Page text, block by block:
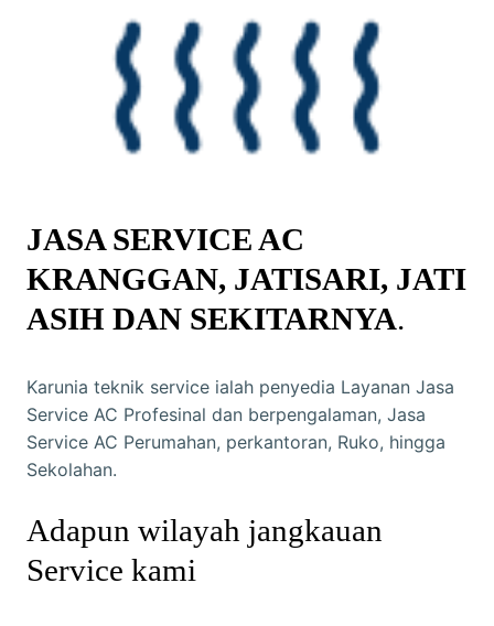
JASA SERVICE AC
KRANGGAN, JATISARI, JATI
ASIH DAN SEKITARNYA.
Karunia teknik service ialah penyedia Layanan Jasa
Service AC Profesinal dan berpengalaman, Jasa
Service AC Perumahan, perkantoran, Ruko, hingga
Sekolahan.
Adapun wilayah jangkauan
Service kami